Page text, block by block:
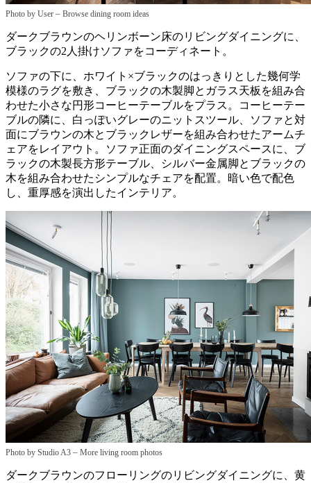
Photo by User – Browse dining room ideas
ダークブラウンのヘリンボーン床のリビングダイニングに、
ブラックの2人掛けソファをコーディネート。
ソファの下に、ホワイト×ブラックのはっきりとした幾何学
模様のラグを敷き、ブラックの木製脚とガラス天板を組み合
わせた小さな円形コーヒーテーブルをプラス。コーヒーテー
ブルの隣に、白っぽいグレーのニットスツール、ソファと対
面にブラウンの木とブラックレザーを組み合わせたアームチ
ェアをレイアウト。ソファ正面のダイニングスペースに、ブ
ラックの木製長方形テーブル、シルバー金属脚とブラックの
木を組み合わせたシンプルなチェアを配置。暗い色で配色
し、重厚感を演出したインテリア。
Photo by Studio A3 – More living room photos
ダークブラウンのフローリングのリビングダイニングに、黄